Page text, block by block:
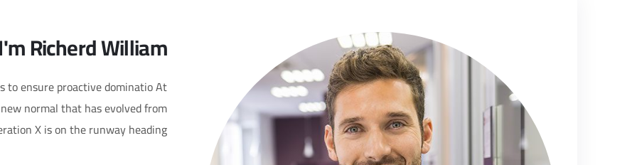
Richerd William
ensure proactive dominatio At
normal that has evolved from
X is on the runway heading